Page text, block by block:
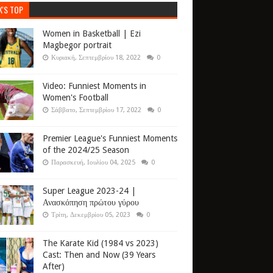
TOP
Women in Basketball | Ezi
Magbegor portrait
Κυριακή, Σεπτεμβρίου 18, 2022 0
Video: Funniest Moments in
Women's Football
Σάββατο, Σεπτεμβρίου 17, 2022 0
Premier League's Funniest Moments
of the 2024/25 Season
Παρασκευή, Ιουλίου 04, 2025 0
Super League 2023-24 |
Ανασκόπηση πρώτου γύρου
Τρίτη, Δεκεμβρίου 05, 2023 0
The Karate Kid (1984 vs 2023)
Cast: Then and Now (39 Years
After)